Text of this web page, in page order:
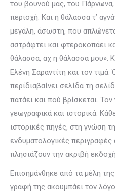
του βουνού μας, του
περιοχή. Και η θάλασσα τ’
μεγάλη, άσωστη, που
αστράφτει και φτεροκοπάει
θάλασσα, αχ η θάλασσα μου».
Ελένη Σαραντίτη και τον τιμά.
περίδιαβαίνει σελίδα τη
πατάει και πού βρίσκεται.
γεωγραφικά και ιστορικά.
ιστορικές πηγές, στη γνώση
ενδυματολογικές
πλησιάζουν την ακριβή
Επισημάνθηκε από τα μέλη
γραφή της ακουμπάει τον